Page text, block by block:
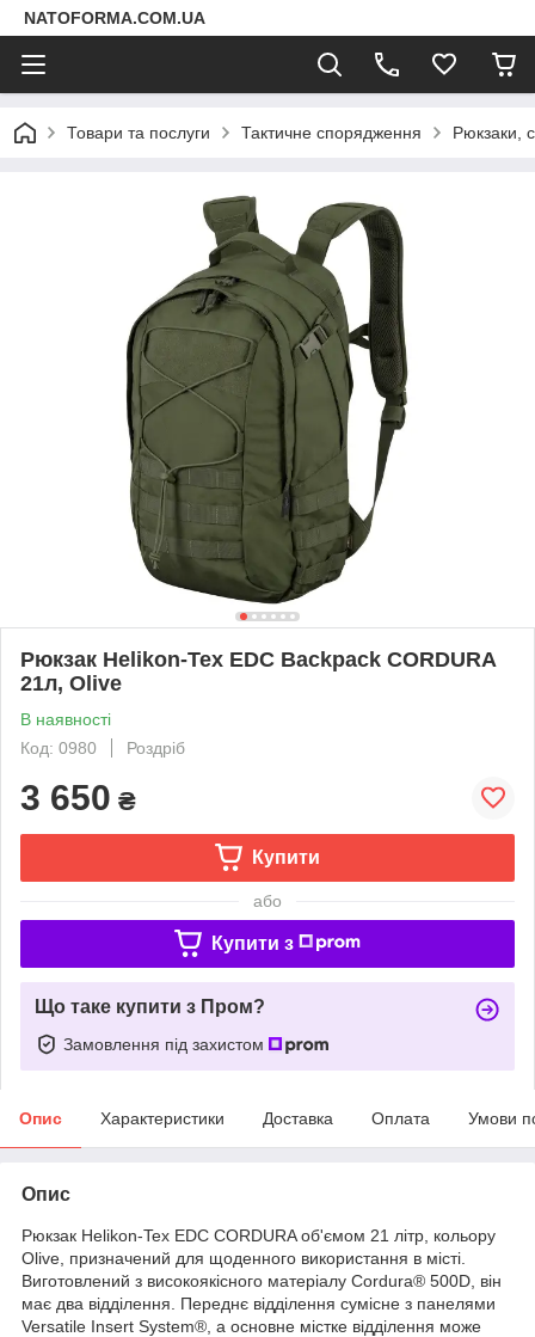
NATOFORMA.COM.UA
Товари та послуги Тактичне спорядження Рюкзаки,
Рюкзак Helikon-Tex EDC Backpack CORDURA
21л, Olive
В наявності
Код: 0980
Роздріб
3 650 ₴
Купити
або
Купити з
Що таке купити з Пром?
Замовлення під захистом
Опис Характеристики Доставка Оплата Умови
Опис
Рюкзак Helikon-Tex EDC CORDURA об'ємом 21 літр, кольору
Olive, призначений для щоденного використання в місті.
Виготовлений з високоякісного матеріалу Cordura® 500D, він
має два відділення. Переднє відділення сумісне з панелями
Versatile Insert System®, а основне містке відділення може